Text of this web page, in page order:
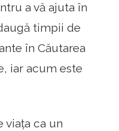
a vă ajuta în
timpii de
în Căutarea
iar acum este
viața ca un